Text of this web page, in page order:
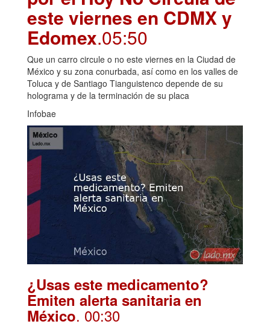
este viernes en CDMX y
Edomex.05:50
Que un carro circule o no este viernes en la Ciudad de
México y su zona conurbada, así como en los valles de
Toluca y de Santiago Tianguistenco depende de su
holograma y de la terminación de su placa
Infobae
¿Usas este medicamento?
Emiten alerta sanitaria en
México. 00:30